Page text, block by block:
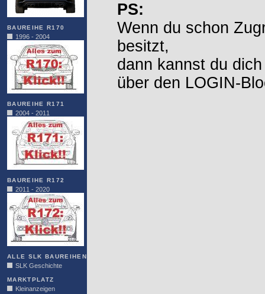
BAUREIHE R170
1996 - 2004
BAUREIHE R171
2004 - 2011
BAUREIHE R172
2011 - 2020
ALLE SLK BAUREIHEN
SLK Geschichte
MARKTPLATZ
Kleinanzeigen
PS:
Wenn du schon
besitzt,
dann kannst du
über den LOGIN-